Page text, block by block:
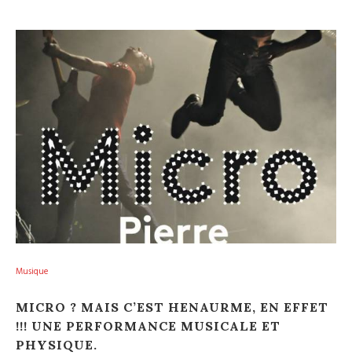
Musique
MICRO ? MAIS C’EST HENAURME, EN EFFET
!!! UNE PERFORMANCE MUSICALE ET
PHYSIQUE.